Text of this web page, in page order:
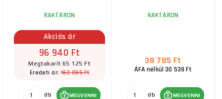
RAKTÁRON
Akciós ár
96 940 Ft
Megtakarít 65 125 Ft
Eredeti ár: 162 065 Ft
db MEGVENNI
RAKTÁRON
38 785 Ft
ÁFA nélkül 30 539 Ft
db MEGVENNI